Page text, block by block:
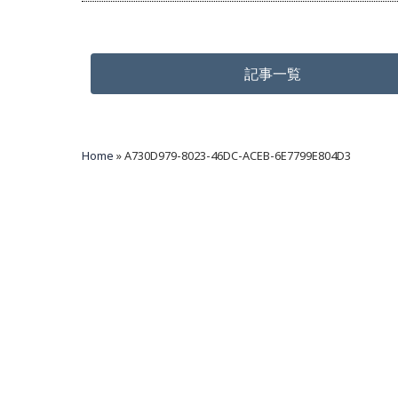
記事一覧
Home »A730D979-8023-46DC-ACEB-6E7799E804D3